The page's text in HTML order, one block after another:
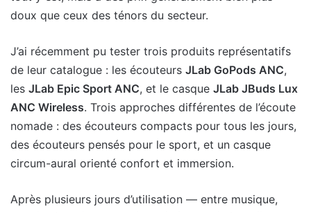
doux que ceux des ténors du secteur.
J’ai récemment pu tester trois produits représentatifs
de leur catalogue : les écouteurs JLab GoPods ANC,
les JLab Epic Sport ANC, et le casque JLab JBuds Lux
ANC Wireless. Trois approches différentes de l’écoute
nomade : des écouteurs compacts pour tous les jours,
des écouteurs pensés pour le sport, et un casque
circum-aural orienté confort et immersion.
Après plusieurs jours d’utilisation — entre musique,